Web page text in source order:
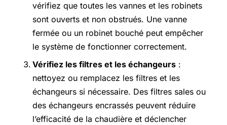
vérifiez que toutes les vannes et les robinets
sont ouverts et non obstrués. Une vanne
fermée ou un robinet bouché peut empêcher
le système de fonctionner correctement.
Vérifiez les filtres et les échangeurs :
nettoyez ou remplacez les filtres et les
échangeurs si nécessaire. Des filtres sales ou
des échangeurs encrassés peuvent réduire
l’efficacité de la chaudière et déclencher